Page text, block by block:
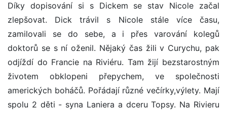
Díky dopisování si s Dickem se stav Nicole začal
zlepšovat. Dick trávil s Nicole stále více času,
zamilovali se do sebe, a i přes varování kolegů
doktorů se s ní oženil. Nějaký čas žili v Curychu, pak
odjíždí do Francie na Riviéru. Tam žijí bezstarostným
životem obklopeni přepychem, ve společnosti
amerických boháčů. Pořádají různé večírky,výlety. Mají
spolu 2 děti - syna Laniera a dceru Topsy. Na Rivieru